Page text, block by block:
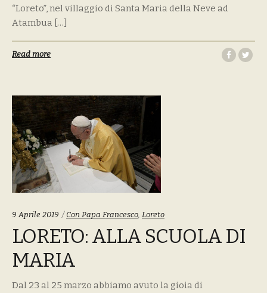
“Loreto”, nel villaggio di Santa Maria della Neve ad
Atambua […]
Read more
9 Aprile 2019 Tags:
Con Papa Francesco Loreto
LORETO: ALLA SCUOLA DI
MARIA
Dal 23 al 25 marzo abbiamo avuto la gioia di